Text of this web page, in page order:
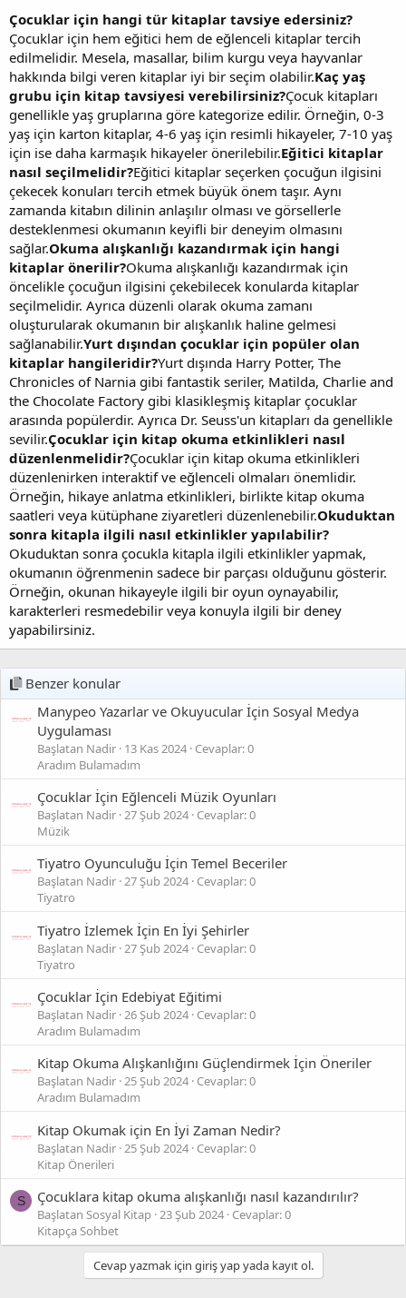
Çocuklar için hangi tür kitaplar tavsiye edersiniz?
Çocuklar için hem eğitici hem de eğlenceli kitaplar tercih
edilmelidir. Mesela, masallar, bilim kurgu veya hayvanlar
hakkında bilgi veren kitaplar iyi bir seçim olabilir.Kaç yaş
grubu için kitap tavsiyesi verebilirsiniz?Çocuk kitapları
genellikle yaş gruplarına göre kategorize edilir. Örneğin, 0-3
yaş için karton kitaplar, 4-6 yaş için resimli hikayeler, 7-10 yaş
için ise daha karmaşık hikayeler önerilebilir.Eğitici kitaplar
nasıl seçilmelidir?Eğitici kitaplar seçerken çocuğun ilgisini
çekecek konuları tercih etmek büyük önem taşır. Aynı
zamanda kitabın dilinin anlaşılır olması ve görsellerle
desteklenmesi okumanın keyifli bir deneyim olmasını
sağlar.Okuma alışkanlığı kazandırmak için hangi
kitaplar önerilir?Okuma alışkanlığı kazandırmak için
öncelikle çocuğun ilgisini çekebilecek konularda kitaplar
seçilmelidir. Ayrıca düzenli olarak okuma zamanı
oluşturularak okumanın bir alışkanlık haline gelmesi
sağlanabilir.Yurt dışından çocuklar için popüler olan
kitaplar hangileridir?Yurt dışında Harry Potter, The
Chronicles of Narnia gibi fantastik seriler, Matilda, Charlie and
the Chocolate Factory gibi klasikleşmiş kitaplar çocuklar
arasında popülerdir. Ayrıca Dr. Seuss'un kitapları da genellikle
sevilir.Çocuklar için kitap okuma etkinlikleri nasıl
düzenlenmelidir?Çocuklar için kitap okuma etkinlikleri
düzenlenirken interaktif ve eğlenceli olmaları önemlidir.
Örneğin, hikaye anlatma etkinlikleri, birlikte kitap okuma
saatleri veya kütüphane ziyaretleri düzenlenebilir.Okuduktan
sonra kitapla ilgili nasıl etkinlikler yapılabilir?
Okuduktan sonra çocukla kitapla ilgili etkinlikler yapmak,
okumanın öğrenmenin sadece bir parçası olduğunu gösterir.
Örneğin, okunan hikayeyle ilgili bir oyun oynayabilir,
karakterleri resmedebilir veya konuyla ilgili bir deney
yapabilirsiniz.
Benzer konular
Manypeo Yazarlar ve Okuyucular İçin Sosyal Medya
Uygulaması
Başlatan Nadir 13 Kas 2024 Cevaplar: 0
Aradım Bulamadım
Çocuklar İçin Eğlenceli Müzik Oyunları
Başlatan Nadir 27 Şub 2024 Cevaplar: 0
Müzik
Tiyatro Oyunculuğu İçin Temel Beceriler
Başlatan Nadir 27 Şub 2024 Cevaplar: 0
Tiyatro
Tiyatro İzlemek İçin En İyi Şehirler
Başlatan Nadir 27 Şub 2024 Cevaplar: 0
Tiyatro
Çocuklar İçin Edebiyat Eğitimi
Başlatan Nadir 26 Şub 2024 Cevaplar: 0
Aradım Bulamadım
Kitap Okuma Alışkanlığını Güçlendirmek İçin Öneriler
Başlatan Nadir 25 Şub 2024 Cevaplar: 0
Aradım Bulamadım
Kitap Okumak için En İyi Zaman Nedir?
Başlatan Nadir 25 Şub 2024 Cevaplar: 0
Kitap Önerileri
S Çocuklara kitap okuma alışkanlığı nasıl kazandırılır?
Başlatan Sosyal Kitap 23 Şub 2024 Cevaplar: 0
Kitapça Sohbet
Cevap yazmak için giriş yap yada kayıt ol.